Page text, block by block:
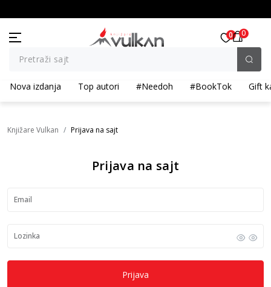
Pretraži sajt
0 0
Nova izdanja Top autori #Needoh #BookTok Gift
Knjižare Vulkan Prijava na sajt
Prijava na sajt
Email
Lozinka
Prijava